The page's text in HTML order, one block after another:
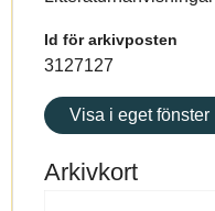
Id för arkivposten
3127127
Visa i eget fönster
Arkivkort